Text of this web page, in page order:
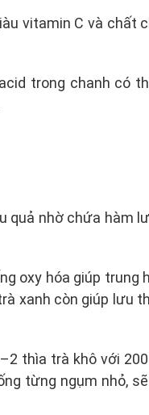
vitamin C và chất
trong chanh có
quả nhờ chứa hàm
oxy hóa giúp trung
xanh còn giúp lưu
thìa trà khô với
từng ngụm nhỏ,